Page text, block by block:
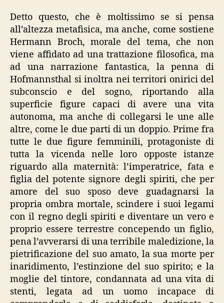
Detto questo, che è moltissimo se si pensa
all’altezza metafisica, ma anche, come sostiene
Hermann Broch, morale del tema, che non
viene affidato ad una trattazione filosofica, ma
ad una narrazione fantastica, la penna di
Hofmannsthal si inoltra nei territori onirici del
subconscio e del sogno, riportando alla
superficie figure capaci di avere una vita
autonoma, ma anche di collegarsi le une alle
altre, come le due parti di un doppio. Prime fra
tutte le due figure femminili, protagoniste di
tutta la vicenda nelle loro opposte istanze
riguardo alla maternità: l’imperatrice, fata e
figlia del potente signore degli spiriti, che per
amore del suo sposo deve guadagnarsi la
propria ombra mortale, scindere i suoi legami
con il regno degli spiriti e diventare un vero e
proprio essere terrestre concependo un figlio,
pena l’avverarsi di una terribile maledizione, la
pietrificazione del suo amato, la sua morte per
inaridimento, l’estinzione del suo spirito; e la
moglie del tintore, condannata ad una vita di
stenti, legata ad un uomo incapace di